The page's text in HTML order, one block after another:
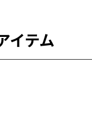
イテム